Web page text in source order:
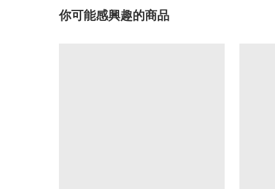
你可能感興趣的商品